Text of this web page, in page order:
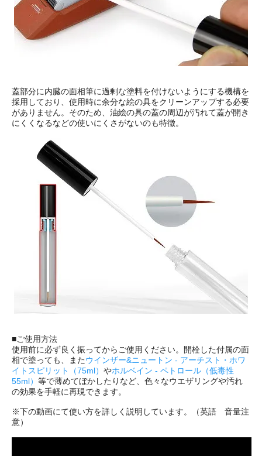
蓋部分に内臓の面相筆に過剰な塗料を付けないようにする機構を
採用しており、使用時に余分な絵の具をクリーンアップする必要
がありません。そのため、油絵の具の蓋の周辺が汚れて蓋が開き
にくくなるなどの使いにくさがないのも特徴。
■ご使用方法
使用前に必ず良く振ってからご使用ください。開栓した付属の面
相で塗っても、またウインザー&ニュートン - アーチスト・ホワ
イトスピリット（75ml） やホルベイン - ペトロール（低毒性
55ml） 等で薄めてぼかしたりなど、色々なウエザリングや汚れ
の効果を手軽に再現できます。
※下の動画にて使い方を詳しく説明しています。（英語 音量注
意）